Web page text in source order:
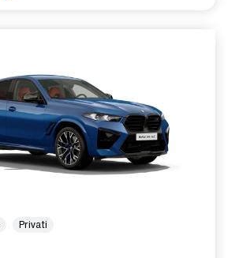
Privati